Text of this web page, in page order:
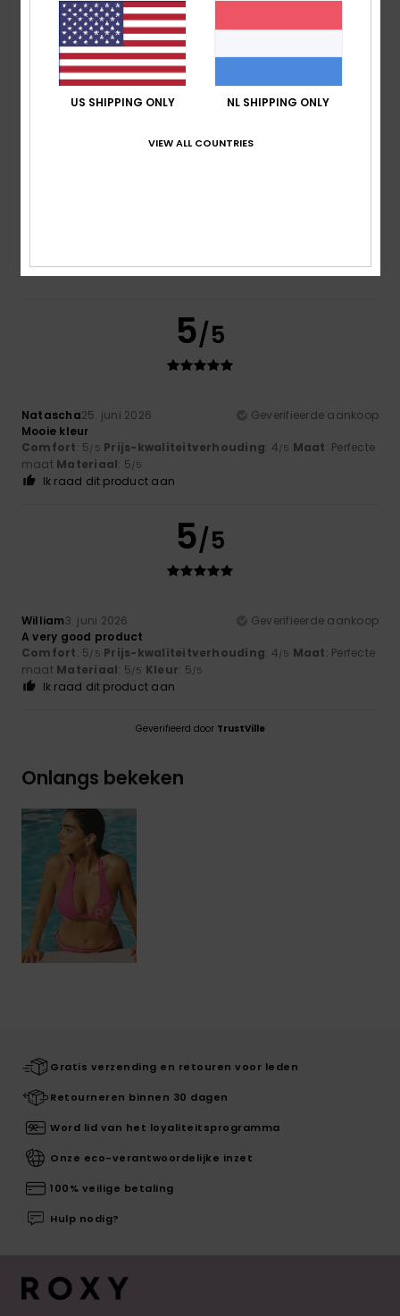
Prijs-kwaliteitverhouding
5/5
Natascha25. juni 2026
Geverifieerde aankoop
Mooie kleur
Comfort: 5/5 Prijs-kwaliteitverhouding: 4/5 Maat: Perfecte
maat Materiaal: 5/5
Ik raad dit product aan
5/5
William3. juni 2026
Geverifieerde aankoop
A very good product
Comfort: 5/5 Prijs-kwaliteitverhouding: 4/5 Maat: Perfecte
maat Materiaal: 5/5 Kleur: 5/5
Ik raad dit product aan
Geverifieerd door TrustVille
Onlangs bekeken
Gratis verzending en retouren voor leden
Retourneren binnen 30 dagen
Word lid van het loyaliteitsprogramma
Onze eco-verantwoordelijke inzet
100% veilige betaling
Hulp nodig?
US SHIPPING ONLY NL SHIPPING ONLY
VIEW ALL COUNTRIES